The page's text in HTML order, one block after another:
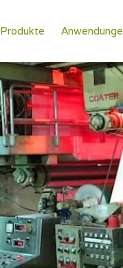
Produkte